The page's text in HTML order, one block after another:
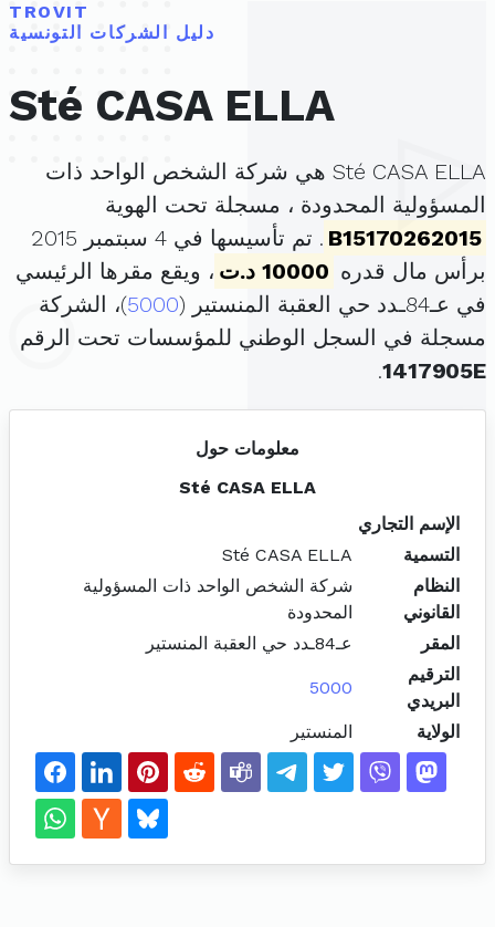
TROVIT
دليل الشركات التونسية
Sté CASA ELLA
Sté CASA ELLA هي شركة الشخص الواحد ذات
المسؤولية المحدودة ، مسجلة تحت الهوية
B15170262015
. تم تأسيسها في 4 سبتمبر 2015
برأس مال قدره 10000 د.ت
، ويقع مقرها الرئيسي
في عـ84ـدد حي العقبة المنستير (
5000)، الشركة
مسجلة في السجل الوطني للمؤسسات تحت الرقم
1417905E
.
معلومات حول
Sté CASA ELLA
الإسم التجاري
التسمية
Sté CASA ELLA
النظام
القانوني
شركة الشخص الواحد ذات المسؤولية
المحدودة
المقر
عـ84ـدد حي العقبة المنستير
الترقيم
البريدي
5000
الولاية المنستير